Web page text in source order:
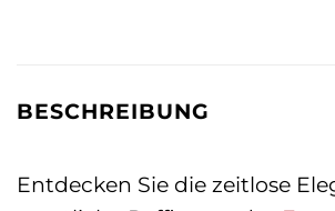
BESCHREIBUNG
Entdecken Sie die zeitlose